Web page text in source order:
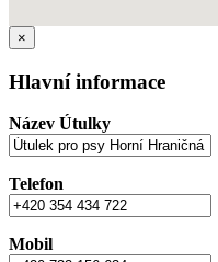
×
Hlavní informace
Název Útulky
Telefon
Mobil